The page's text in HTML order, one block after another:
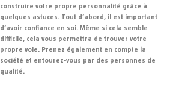
construire votre propre personnalité grâce à
quelques astuces. Tout d’abord, il est important
d’avoir confiance en soi. Même si cela semble
difficile, cela vous permettra de trouver votre
propre voie. Prenez également en compte la
société et entourez-vous par des personnes de
qualité.